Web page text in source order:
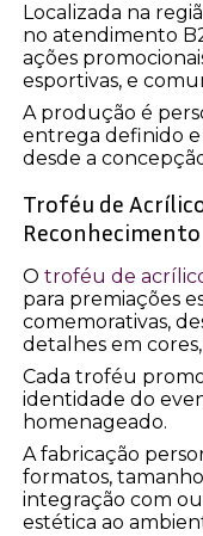
Localizada na
no atendimento
ações
esportivas, e
A produção é
entrega definido
desde a
Troféu de
Reconhecimento
Otroféu de
para premiações
comemorativas,
detalhes em
Cada troféu
identidade do
homenageado.
A fabricação
formatos,
integração com
estética ao